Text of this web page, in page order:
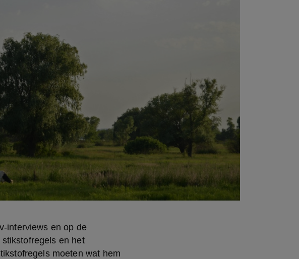
interviews en op de
en het
moeten wat hem